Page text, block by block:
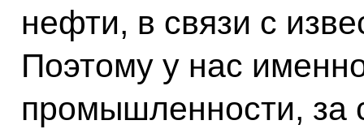
нефти, в связи с
Поэтому у нас
промышленности, за